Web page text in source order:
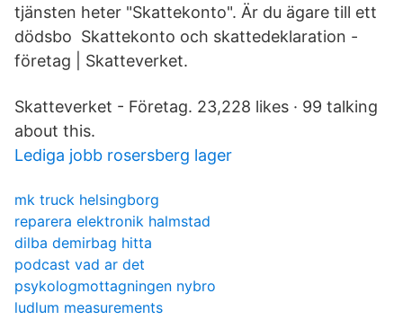
tjänsten heter "Skattekonto". Är du ägare till ett
dödsbo Skattekonto och skattedeklaration -
företag | Skatteverket.
Skatteverket - Företag. 23,228 likes · 99 talking
about this.
Lediga jobb rosersberg lager
mk truck helsingborg
reparera elektronik halmstad
dilba demirbag hitta
podcast vad ar det
psykologmottagningen nybro
ludlum measurements